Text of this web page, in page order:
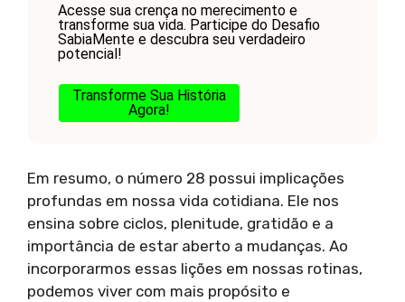
Acesse sua crença no merecimento e
transforme sua vida. Participe do Desafio
SabiaMente e descubra seu verdadeiro
potencial!
Transforme Sua História
Agora!
Em resumo, o número 28 possui implicações
profundas em nossa vida cotidiana. Ele nos
ensina sobre ciclos, plenitude, gratidão e a
importância de estar aberto a mudanças. Ao
incorporarmos essas lições em nossas rotinas,
podemos viver com mais propósito e